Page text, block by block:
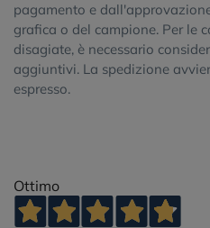
pagamento e
grafica o del campione. Per le
disagiate, è necessario
aggiuntivi. La spedizione
espresso.
Ottimo